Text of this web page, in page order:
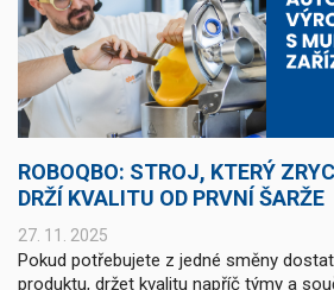
ROBOQBO: STROJ, KTERÝ
DRŽÍ KVALITU OD PRVNÍ ŠARŽE
27. 11. 2025
Pokud potřebujete z jedné směny
produktu, držet kvalitu napříč týmy a